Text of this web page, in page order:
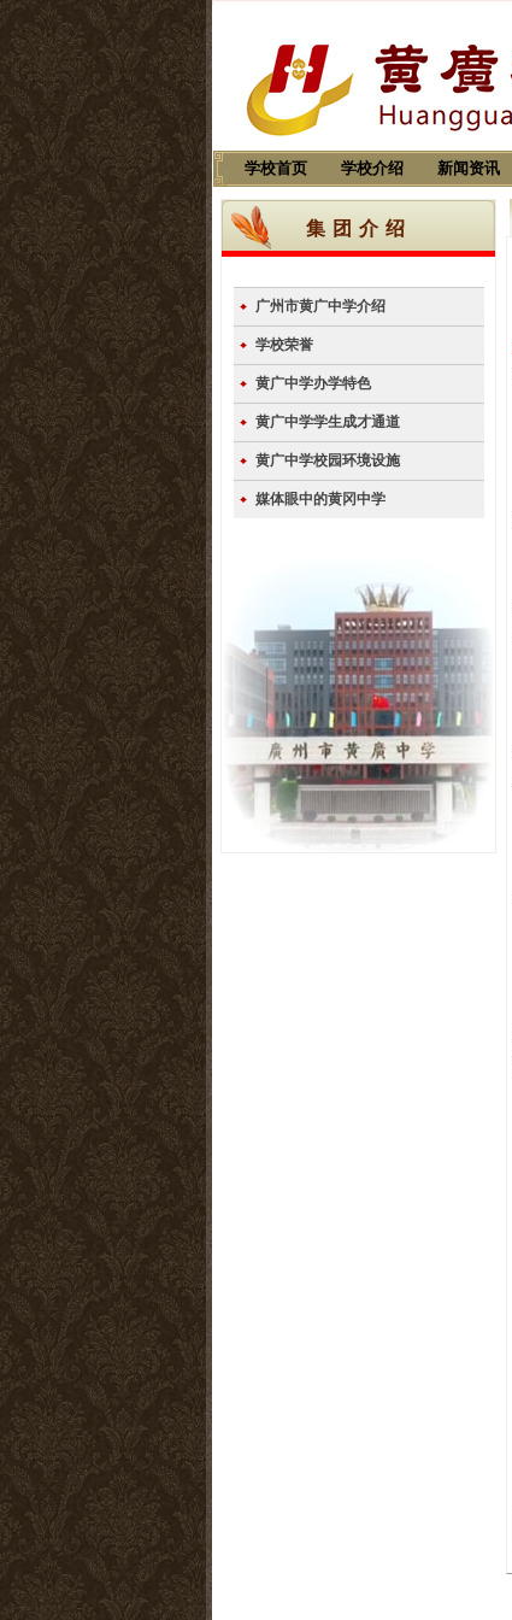
学校首页 学校介绍 新闻资讯
集团介绍
广州市黄广中学介绍
学校荣誉
黄广中学办学特色
黄广中学学生成才通道
黄广中学校园环境设施
媒体眼中的黄冈中学